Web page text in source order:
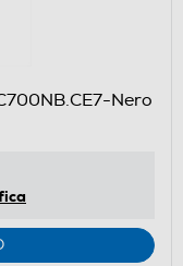
Nero